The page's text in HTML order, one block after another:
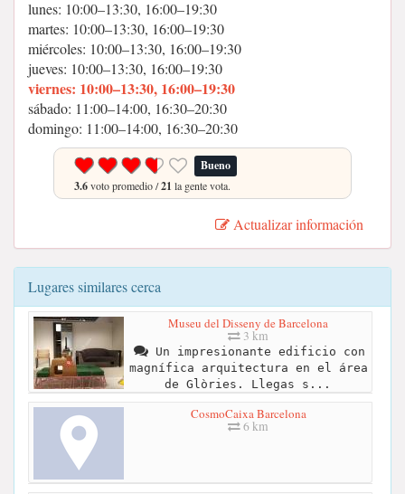
lunes: 10:00–13:30, 16:00–19:30
martes: 10:00–13:30, 16:00–19:30
miércoles: 10:00–13:30, 16:00–19:30
jueves: 10:00–13:30, 16:00–19:30
viernes: 10:00–13:30, 16:00–19:30
sábado: 11:00–14:00, 16:30–20:30
domingo: 11:00–14:00, 16:30–20:30
Bueno
3.6voto promedio /21 la gente vota.
Actualizar información
Lugares similares cerca
Museu del Disseny de Barcelona
3 km
Un impresionante edificio con
magnífica arquitectura en el área
de Glòries. Llegas s...
CosmoCaixa Barcelona
6 km